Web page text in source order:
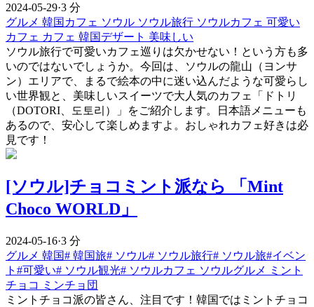
2024-05-29·3 分
グルメ 韓国カフェ ソウル ソウル旅行 ソウルカフェ 可愛い
カフェ カフェ 韓国デザート 美味しい
ソウル旅行で可愛いカフェ巡りは欠かせない！という方も多
いのではないでしょうか。今回は、ソウルの龍山（ヨンサ
ン）エリアで、まるで絵本の中に迷い込んだような可愛らし
い世界観と、美味しいスイーツで大人気のカフェ「ドトリ
（DOTORI、도토리）」をご紹介します。日本語メニューも
あるので、安心して楽しめますよ。おしゃれカフェ好きは必
見です！
[ソウル]チョコミント派なら 「Mint
Choco WORLD」
2024-05-16·3 分
グルメ 韓国# 韓国旅# ソウル# ソウル旅行# ソウル旅#イベン
ト#可愛い# ソウル観光# ソウルカフェ ソウルグルメ
ミント
チョコ
ミンチョ団
ミントチョコ派の皆さん、注目です！韓国ではミントチョコ